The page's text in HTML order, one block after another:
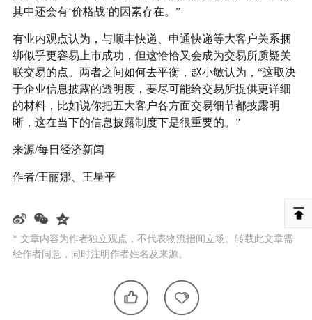
其中还会有‘价格战’的因素存在。”
有业内观点认为，与顺丰快递、申通快递等大客户关系捆
绑似乎更容易上市成功，但这恰恰又会成为交易所质疑关
联交易的点。两者之间如何去平衡，赵小敏认为，“这取决
于企业信息披露的透明度，要尽可能给交易所提供更详细
的材料，比如说你把五大客户各方面交易细节都披露明
晰，这在当下的信息披露制度下是很重要的。”
来源/每日经济新闻
作者/王丽娜、王星平
* 文章内容为作者独立观点，不代表物流指闻立场。转载此文章需
经作者同意，同时注明作者姓名及来源。